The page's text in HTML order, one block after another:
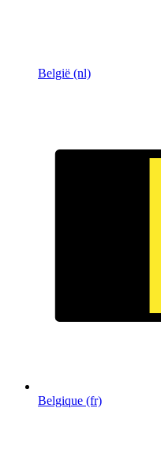
België (nl)
Belgique (fr)